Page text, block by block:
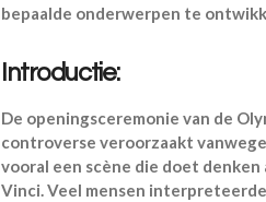
bepaalde onderwerpen te
Introductie:
De openingsceremonie van de
controverse veroorzaakt
vooral een scène die doet
Vinci. Veel mensen